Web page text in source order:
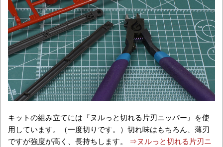
キットの組み立てには『ヌルっと切れる片刃ニッパー』を使
用しています。（一度切りです。）切れ味はもちろん、薄刃
ですが強度が高く、長持ちします。 ⇒ヌルっと切れる片刃ニ